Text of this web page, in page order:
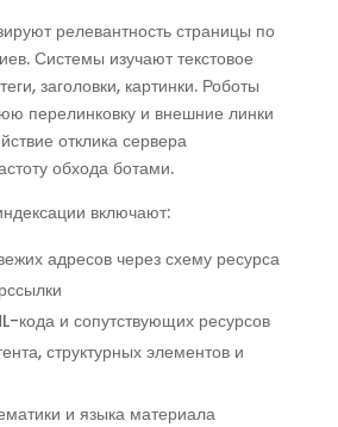
релевантность страницы по
Системы изучают текстовое
заголовки, картинки. Роботы
перелинковку и внешние линки
отклика сервера
обхода ботами.
включают:
адресов через схему ресурса
кода и сопутствующих ресурсов
структурных элементов и
и языка материала